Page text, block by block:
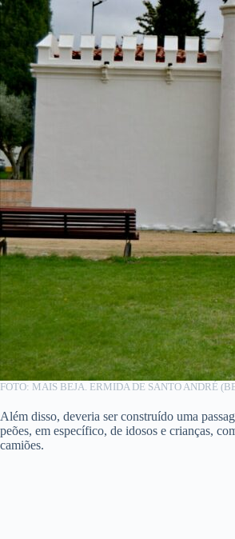
FOTO: MAIS BEJA. ERMIDA DE SANTO ANDRÉ
Além disso, deveria ser construído uma
peões, em específico, de idosos e crianças,
camiões.